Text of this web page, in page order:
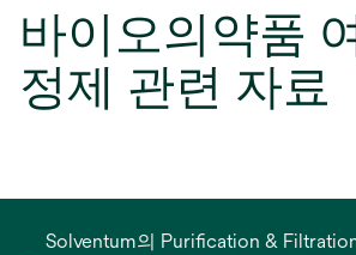
바이오의약품
정제 관련 자료
Solventum의 Purification &